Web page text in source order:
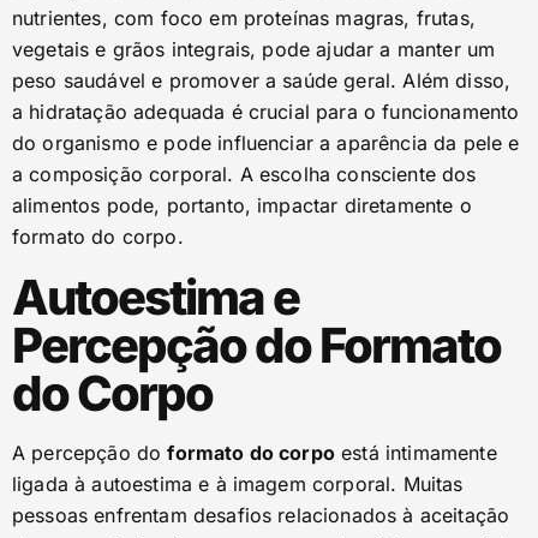
nutrientes, com foco em proteínas magras, frutas,
vegetais e grãos integrais, pode ajudar a manter um
peso saudável e promover a saúde geral. Além disso,
a hidratação adequada é crucial para o funcionamento
do organismo e pode influenciar a aparência da pele e
a composição corporal. A escolha consciente dos
alimentos pode, portanto, impactar diretamente o
formato do corpo.
Autoestima e
Percepção do Formato
do Corpo
A percepção doformato do corpoestá intimamente
ligada à autoestima e à imagem corporal. Muitas
pessoas enfrentam desafios relacionados à aceitação